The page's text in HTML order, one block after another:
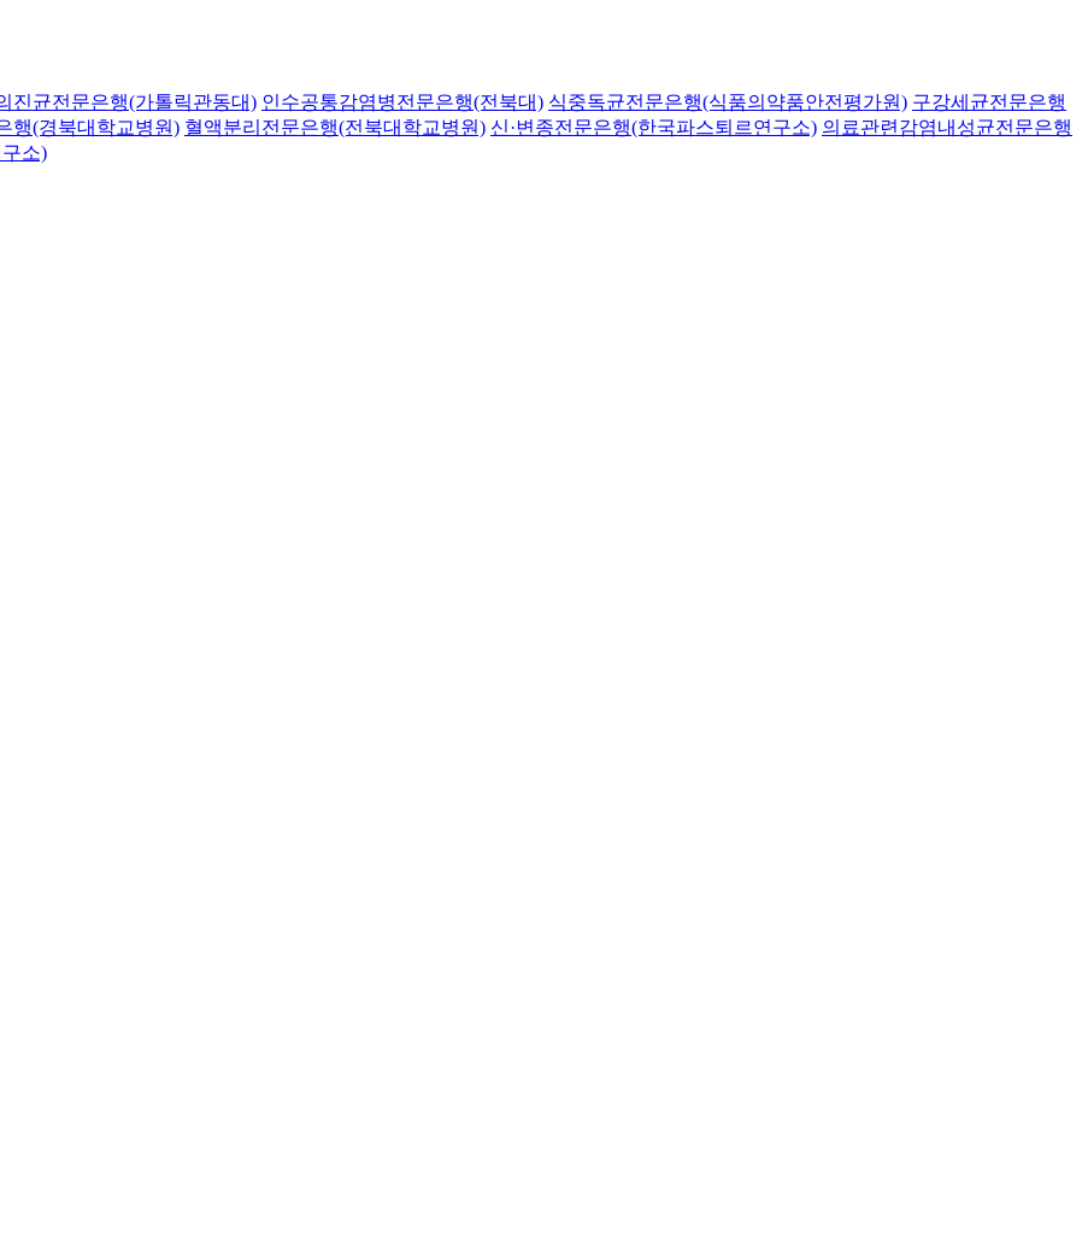
진균전문은행(가톨릭관동대) 인수공통감염병전문은행(전북대) 식중독균전문은행(식품의약품안전평가원) 구강세균전문은행
행(경북대학교병원) 혈액분리전문은행(전북대학교병원) 신·변종전문은행(한국파스퇴르연구소) 의료관련감염내성균전문은행
소)